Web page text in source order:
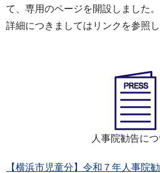
て、専用のページを開設しました。
詳細につきましてはリンクを参照し
人事院勧告に
【横浜市児童分】令和７年人事院